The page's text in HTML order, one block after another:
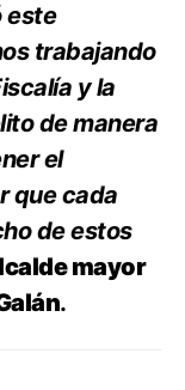
este
trabajando
y la
de manera
el
que cada
de estos
mayor
.